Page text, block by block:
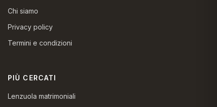
Chi siamo
Privacy policy
Termini e condizioni
PIÙ CERCATI
Lenzuola matrimoniali